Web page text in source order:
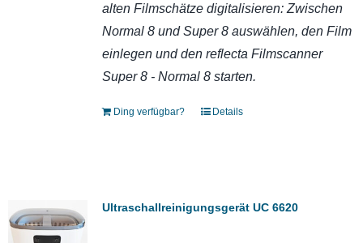
alten Filmschätze digitalisieren: Zwischen
Normal 8 und Super 8 auswählen, den Film
einlegen und den reflecta Filmscanner
Super 8 - Normal 8 starten.
Ding verfügbar? Details
Ultraschallreinigungsgerät UC 6620